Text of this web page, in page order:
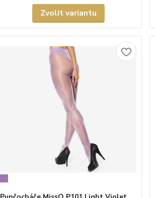
Zvolit variantu